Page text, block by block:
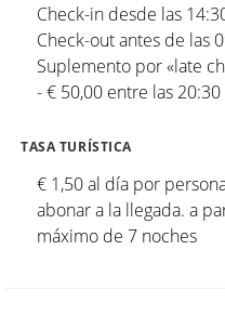
Check-in desde las
Check-out antes de las
Suplemento por «late
- € 50,00 entre las 20:30
TASA TURÍSTICA
€ 1,50 al día por
abonar a la llegada. a
máximo de 7 noches